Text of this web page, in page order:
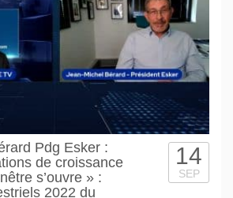
Pdg Esker :
de croissance
s’ouvre » :
2022 du
14
SEP